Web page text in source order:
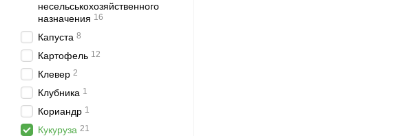
несельськохозяйственного
назначения 16
Капуста 8
Картофель 12
Клевер 2
Клубника 1
Кориандр 1
Кукуруза 21